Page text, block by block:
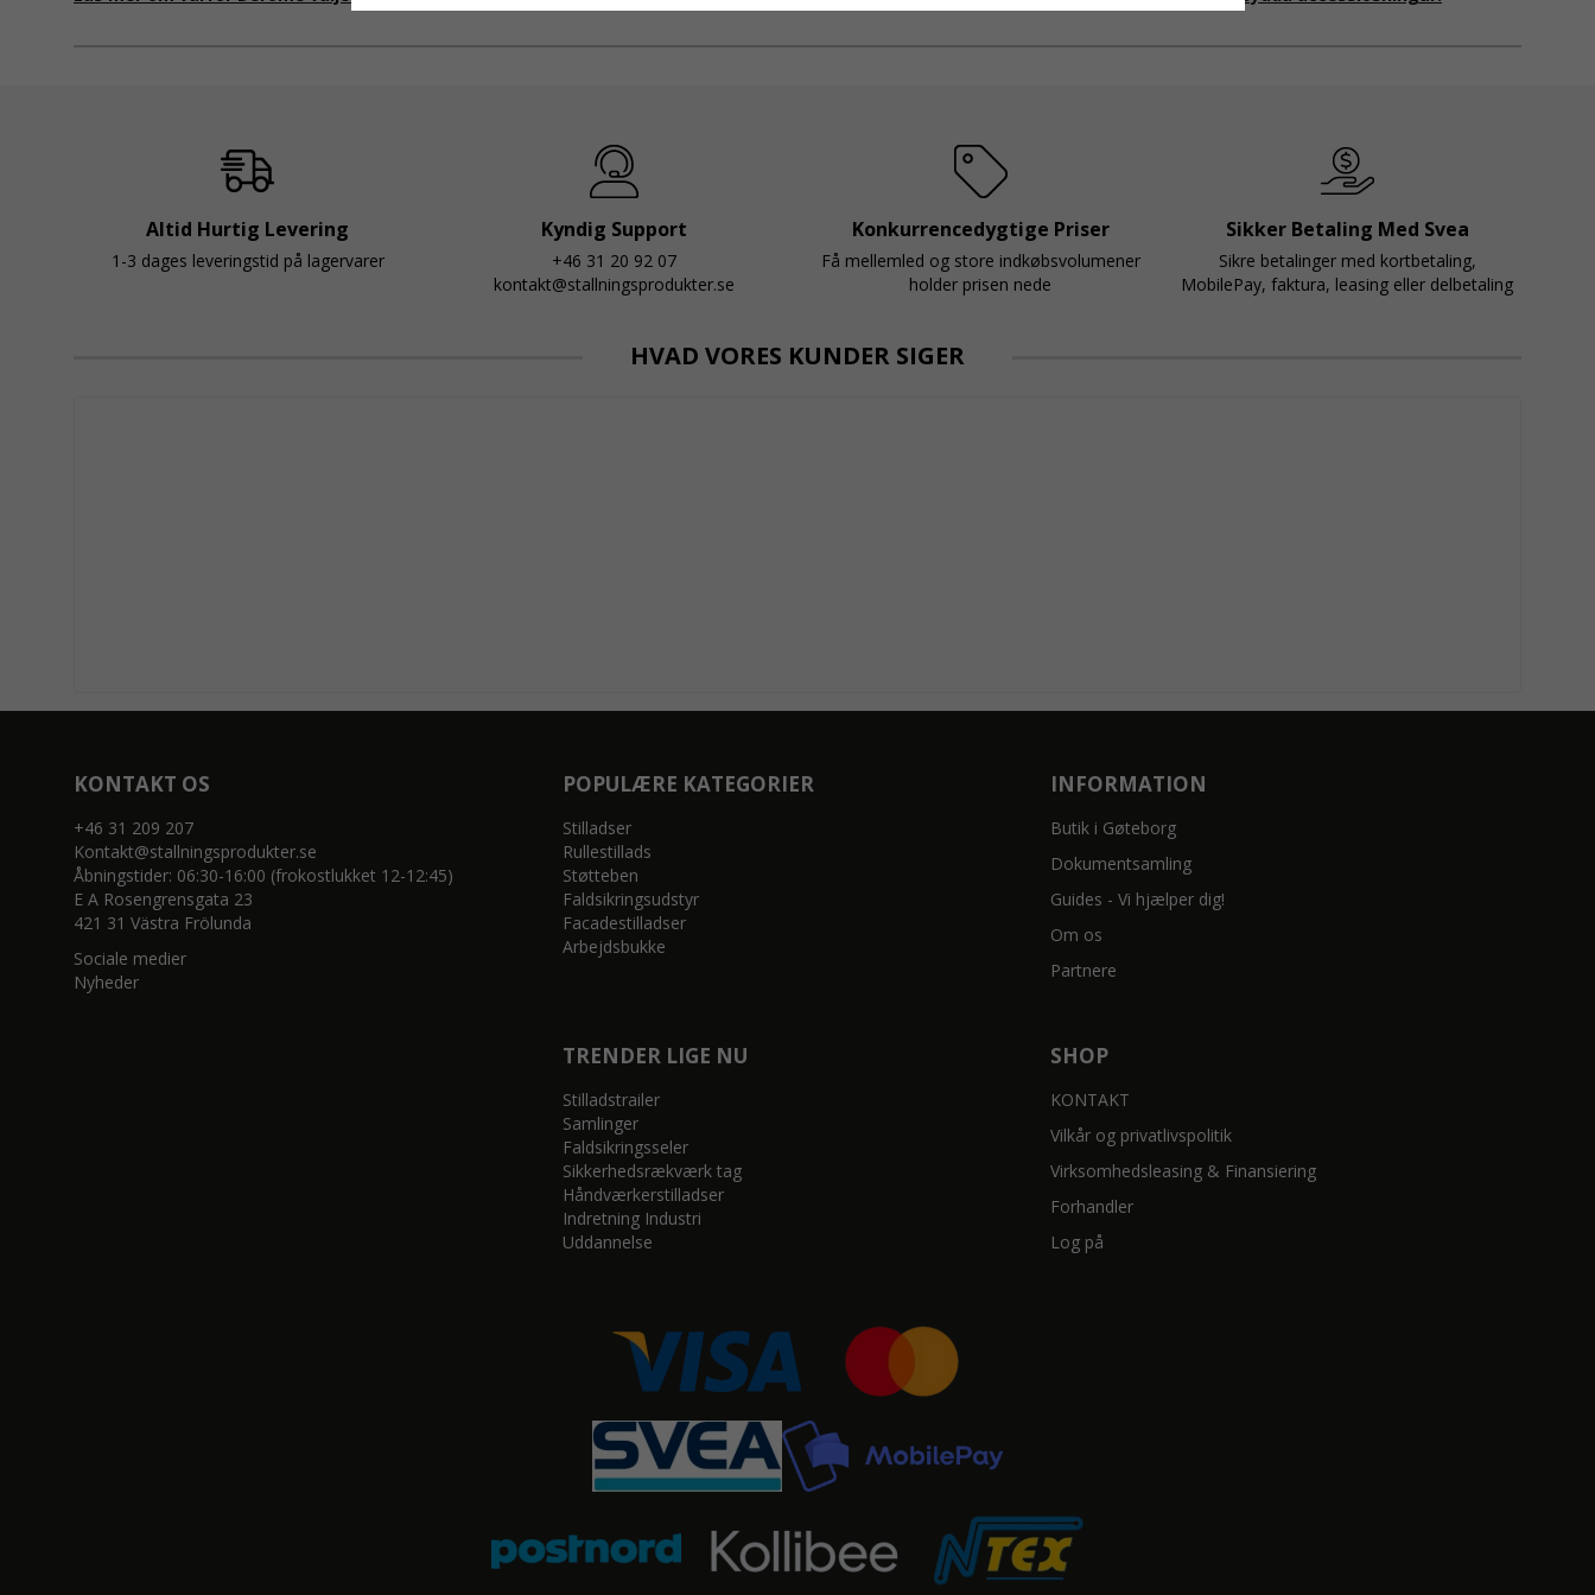
att samarbeta med en leverantör som både har rätt
produkter och e
föreskrifter i kraft i Sverige gällande rullställningar,
med s
olika arbetsnivåer, samtidigt som de är
anpassningsbar
Altid Hurtig Levering
1-3 dages leveringstid på lagervarer
Kyndig Support
+46 31 20 92 07
kontakt@stallningsprodukter.se
Konkurrencedygtige Priser
Få mellemled og store indkøbsvolumener
holder prisen nede
Sikker Betaling Med Svea
Sikre betalinger med kortbetaling,
MobilePay, faktura, leasing eller delbetaling
HVAD VORES KUNDER SIGER
KONTAKT OS
+46 31 209 207
Kontakt@stallningsprodukter.se
Åbningstider: 06:30-16:00 (frokostlukket 12-12:45)
E A Rosengrensgata 23
421 31 Västra Frölunda
Sociale medier
Nyheder
POPULÆRE KATEGORIER
Stilladser
Rullestillads
Støtteben
Faldsikringsudstyr
Facadestilladser
Arbejdsbukke
INFORMATION
Butik i Gøteborg
Dokumentsamling
Guides - Vi hjælper dig!
Om os
Partnere
TRENDER LIGE NU
Stilladstrailer
Samlinger
Faldsikringsseler
Sikkerhedsrækværk tag
Håndværkerstilladser
Indretning Industri
Uddannelse
SHOP
KONTAKT
Vilkår og privatlivspolitik
Virksomhedsleasing & Finansiering
Forhandler
Log på